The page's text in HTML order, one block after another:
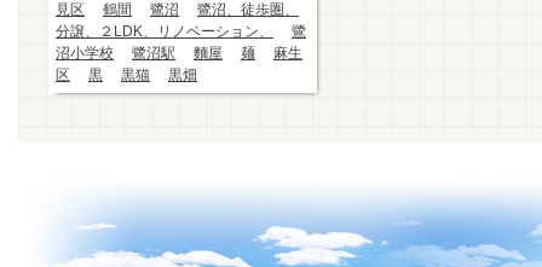
見区
鶴間 鷺沼
鷺沼、徒歩圏、
分譲、２LDK、リノベーション、
鷺
沼小学校
鷺沼駅 麵屋 麺
麻生
区
黒 黒猫 黒畑